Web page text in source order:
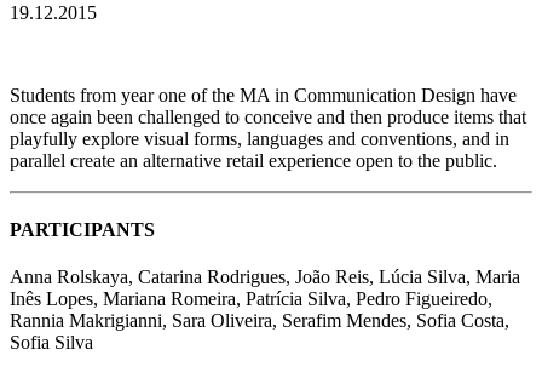
19.12.2015
Students from year one of the MA in Communication Design have
once again been challenged to conceive and then produce items that
playfully explore visual forms, languages and conventions, and in
parallel create an alternative retail experience open to the public.
PARTICIPANTS
Anna Rolskaya, Catarina Rodrigues, João Reis, Lúcia Silva, Maria
Inês Lopes, Mariana Romeira, Patrícia Silva, Pedro Figueiredo,
Rannia Makrigianni, Sara Oliveira, Serafim Mendes, Sofia Costa,
Sofia Silva